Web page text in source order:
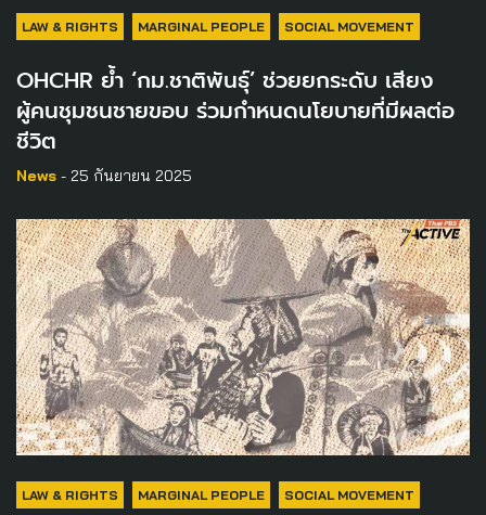
LAW & RIGHTS MARGINAL PEOPLE SOCIAL MOVEMENT
OHCHR ย้ำ ‘กม.ชาติพันธุ์’ ช่วยยกระดับ เสียง
ผู้คนชุมชนชายขอบ ร่วมกำหนดนโยบายที่มีผลต่อ
ชีวิต
News - 25 กันยายน 2025
LAW & RIGHTS MARGINAL PEOPLE SOCIAL MOVEMENT